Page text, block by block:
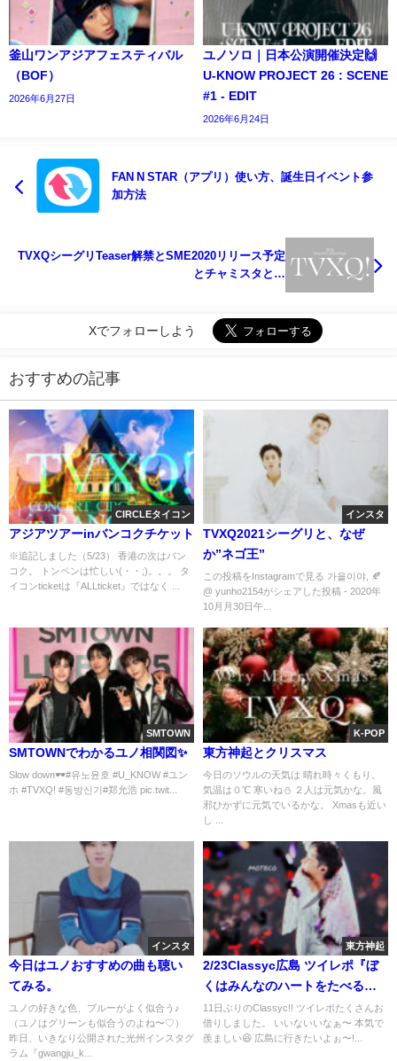
釜山ワンアジアフェスティバル
（BOF）
2026年6月27日
ユノソロ｜日本公演開催決定🙌
U-KNOW PROJECT 26 : SCENE
#1 - EDIT
2026年6月24日
FAN N STAR（アプリ）使い方、誕生日イベント参
加方法
TVXQシーグリTeaser解禁とSME2020リリース予定
とチャミスタと…
Xでフォローしよう
おすすめの記事
CIRCLEタイコン
アジアツアーinバンコクチケット
※追記しました（5/23） 香港の次はバン
コク。 トンペンは忙しい(・・;)。。。 タ
イコンticketは『ALLticket』ではなく ...
インスタ
TVXQ2021シーグリと、なぜ
か”ネゴ王”
この投稿をInstagramで見る 가을이야, 🍂
@ yunho2154がシェアした投稿 - 2020年
10月月30日午...
SMTOWN
SMTOWNでわかるユノ相関図✨️
Slow down🕶️#유노윤호 #U_KNOW #ユン
ホ #TVXQ! #동방신기#郑允浩 pic.twit...
K-POP
東方神起とクリスマス
今日のソウルの天気は 晴れ時々くもり。
気温は０℃ 寒いね⛄ ２人は元気かな。風
邪ひかずに元気でいるかな。 Xmasも近い
し ...
インスタ
今日はユノおすすめの曲も聴い
てみる。
ユノの好きな色、ブルーがよく似合う♪
（ユノはグリーンも似合うのよね〜♡）
昨日、いきなり公開された光州インスタグ
ラム『gwangju_k...
東方神起
2/23Classyc広島 ツイレポ『ぼ
くはみんなのハートをたべるん
だ！』
11日ぶりのClassyc!! ツイレポたくさんお
借りしました。 いいないいなぁ〜 本気で
羨ましい😆 広島に行きたいよぉ〜!...